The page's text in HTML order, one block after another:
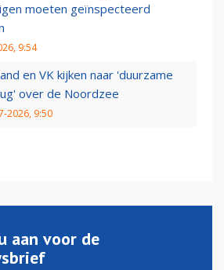
moeten geïnspecteerd
9:54
en VK kijken naar 'duurzame
over de Noordzee
2026, 9:50
aan voor de